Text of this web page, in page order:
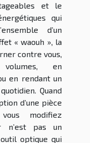
et le
qui
d’un
« waouh », la
contre vous,
en
en rendant un
Quand
d’une pièce
modifiez
n’est pas un
optique qui